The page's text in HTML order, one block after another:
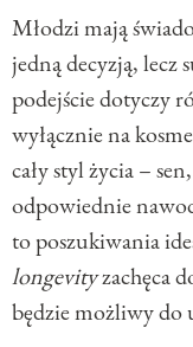
Młodzi mają
jedną decyzją, lecz
podejście dotyczy
wyłącznie na
cały styl życia –
odpowiednie
to poszukiwania
longevityzachęca
będzie możliwy do